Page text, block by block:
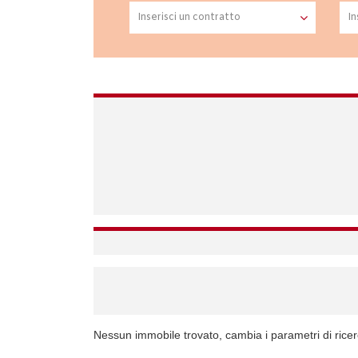
Nessun immobile trovato, cambia i parametri di